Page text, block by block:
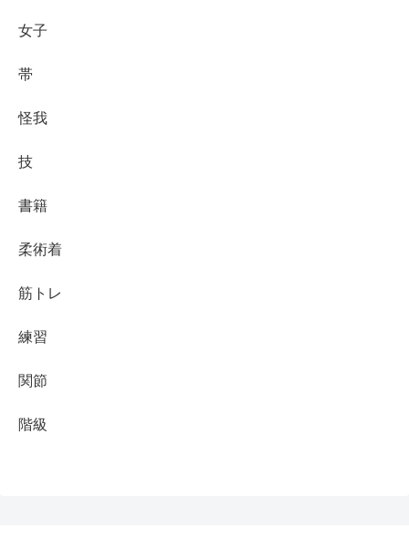
女子
帯
怪我
技
書籍
柔術着
筋トレ
練習
関節
階級